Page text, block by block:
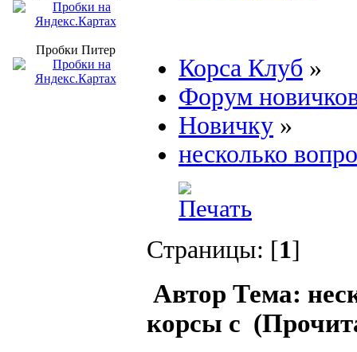
Пробки Питер
Корса Клуб »
Форум
Новичку »
несколько
Страницы: [1]
Автор Тема:
корсы с